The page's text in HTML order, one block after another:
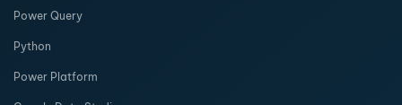
Power Query
Python
Power Platform